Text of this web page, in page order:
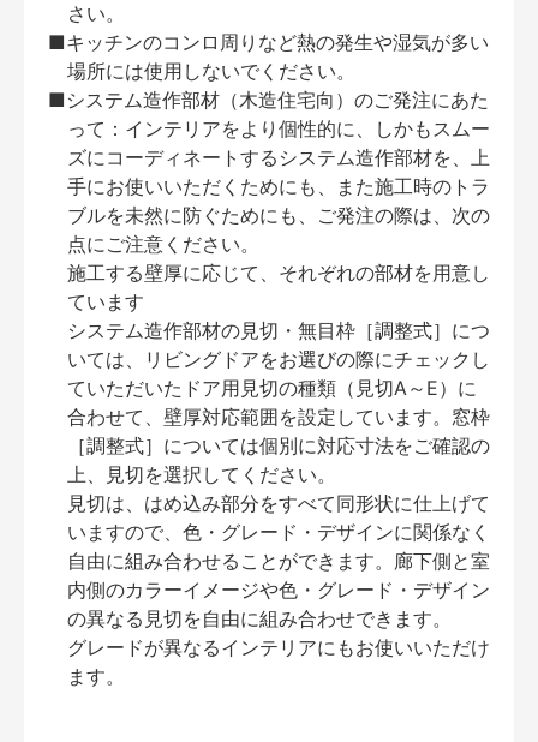
さい。
■キッチンのコンロ周りなど熱の発生や湿気が多い
場所には使用しないでください。
■システム造作部材（木造住宅向）のご発注にあた
って：インテリアをより個性的に、しかもスムー
ズにコーディネートするシステム造作部材を、上
手にお使いいただくためにも、また施工時のトラ
ブルを未然に防ぐためにも、ご発注の際は、次の
点にご注意ください。
施工する壁厚に応じて、それぞれの部材を用意し
ています
システム造作部材の見切・無目枠［調整式］につ
いては、リビングドアをお選びの際にチェックし
ていただいたドア用見切の種類（見切A～E）に
合わせて、壁厚対応範囲を設定しています。窓枠
［調整式］については個別に対応寸法をご確認の
上、見切を選択してください。
見切は、はめ込み部分をすべて同形状に仕上げて
いますので、色・グレード・デザインに関係なく
自由に組み合わせることができます。廊下側と室
内側のカラーイメージや色・グレード・デザイン
の異なる見切を自由に組み合わせできます。
グレードが異なるインテリアにもお使いいただけ
ます。